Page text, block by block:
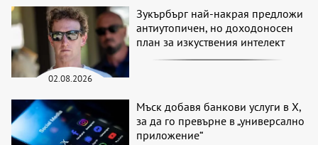
02.08.2026
Зукърбърг най-накрая предложи
антиутопичен, но доходоносен
план за изкуствения интелект
Мъск добавя банкови услуги в X,
за да го превърне в „универсално
приложение“